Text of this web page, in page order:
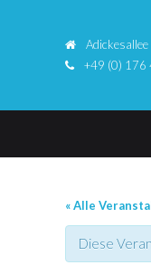
+49 (0) 176
« Alle
Diese